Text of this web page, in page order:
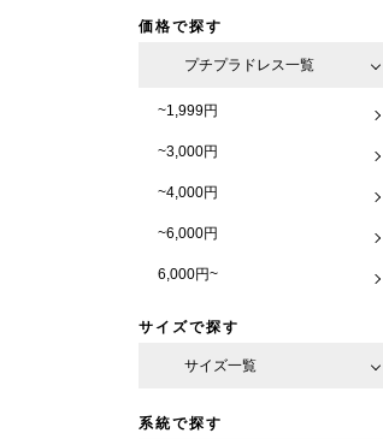
価格で探す
プチプラドレス一覧
~1,999円
~3,000円
~4,000円
~6,000円
6,000円~
サイズで探す
サイズ一覧
系統で探す